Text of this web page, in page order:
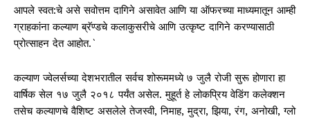
आपले स्वत:चे असे सवोत्तम दागिने असावेत आणि या ऑफरच्या माध्यमातून आम्ही
ग्राहकांना कल्याण ब्रॅण्डचे कलाकुसरीचे आणि उत्कृष्ट दागिने करण्यासाठी
प्रोत्साहन देत आहोत.`
कल्याण ज्वेलर्सच्या देशभरातील सर्वच शोरूममध्ये ७ जुलै रोजी सुरू होणारा हा
वार्षिक सेल १७ जुलै २०१८ पर्यंत असेल. मुहूर्त हे लोकप्रिय वेडिंग कलेक्शन
तसेच कल्याणचे वैशिष्ट असलेले तेजस्वी, निमाह, मुद्रा, झिया, रंग, अनोखी, ग्लो